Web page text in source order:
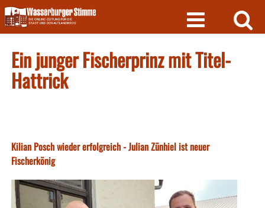
Skip
to
content
Ein junger Fischerprinz mit Titel-
Hattrick
Kilian Posch wieder erfolgreich - Julian Zünhiel ist neuer
Fischerkönig